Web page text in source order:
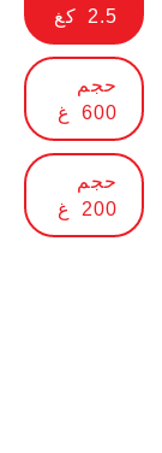
2.5 كغ
حجم
600 غ
حجم
200 غ